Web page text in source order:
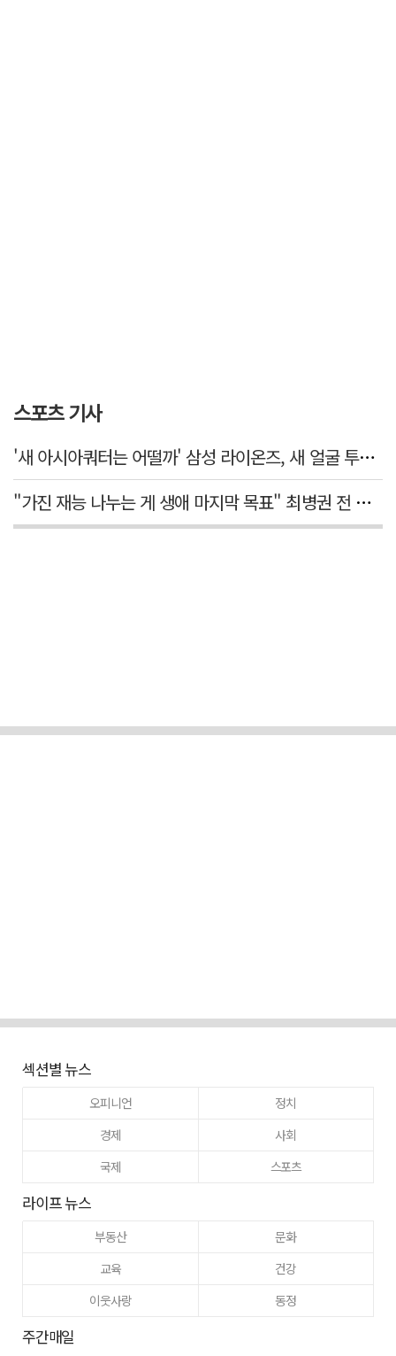
스포츠 기사
'새 아시아쿼터는 어떨까' 삼성 라이온즈, 새 얼굴 투수 미야모리 영입
"가진 재능 나누는 게 생애 마지막 목표" 최병권 전 대구체고 복싱 감독
섹션별 뉴스
오피니언
정치
경제
사회
국제
스포츠
라이프 뉴스
부동산
문화
교육
건강
이웃사랑
동정
주간매일